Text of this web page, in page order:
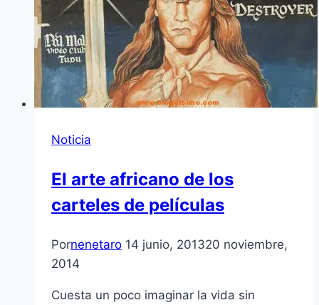
Noticia
El arte africano de los
carteles de películas
Pornenetaro 14 junio, 201320 noviembre,
2014
Cuesta un poco imaginar la vida sin